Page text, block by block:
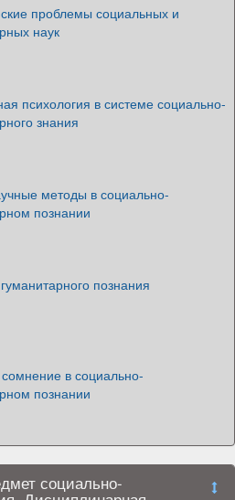
проблемы социальных и
наук
психология в системе социально-
знания
методы в социально-
познании
познания
в социально-
познании
социально-